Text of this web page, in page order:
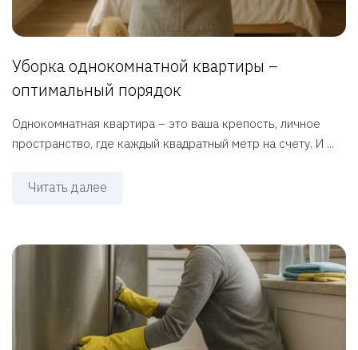
Уборка однокомнатной квартиры –
оптимальный порядок
Однокомнатная квартира – это ваша крепость, личное
пространство, где каждый квадратный метр на счету. И ...
Читать далее